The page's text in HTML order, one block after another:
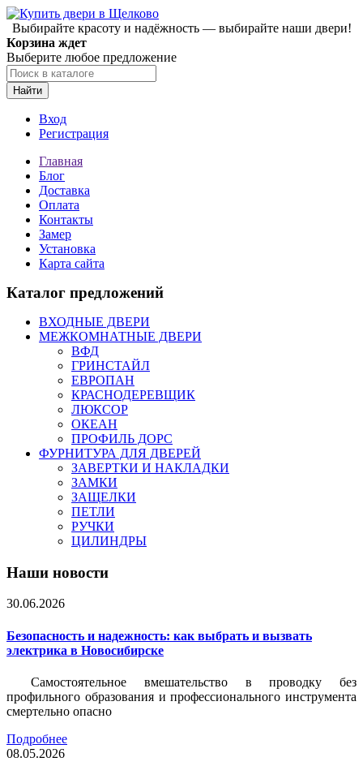
Выбирайте красоту и надёжность — выбирайте наши двери!
Корзина ждет
Выберите любое предложение
Найти
Вход
Регистрация
Главная
Блог
Доставка
Оплата
Контакты
Замер
Установка
Карта сайта
Каталог предложений
ВХОДНЫЕ ДВЕРИ
МЕЖКОМНАТНЫЕ ДВЕРИ
ВФД
ГРИНСТАЙЛ
ЕВРОПАН
КРАСНОДЕРЕВЩИК
ЛЮКСОР
ОКЕАН
ПРОФИЛЬ ДОРС
ФУРНИТУРА ДЛЯ ДВЕРЕЙ
ЗАВЕРТКИ И НАКЛАДКИ
ЗАМКИ
ЗАЩЕЛКИ
ПЕТЛИ
РУЧКИ
ЦИЛИНДРЫ
Наши новости
30.06.2026
Безопасность и надежность: как выбрать и вызвать
электрика в Новосибирске
Самостоятельное вмешательство в проводку без
профильного образования и профессионального инструмента
смертельно опасно
Подробнее
08.05.2026